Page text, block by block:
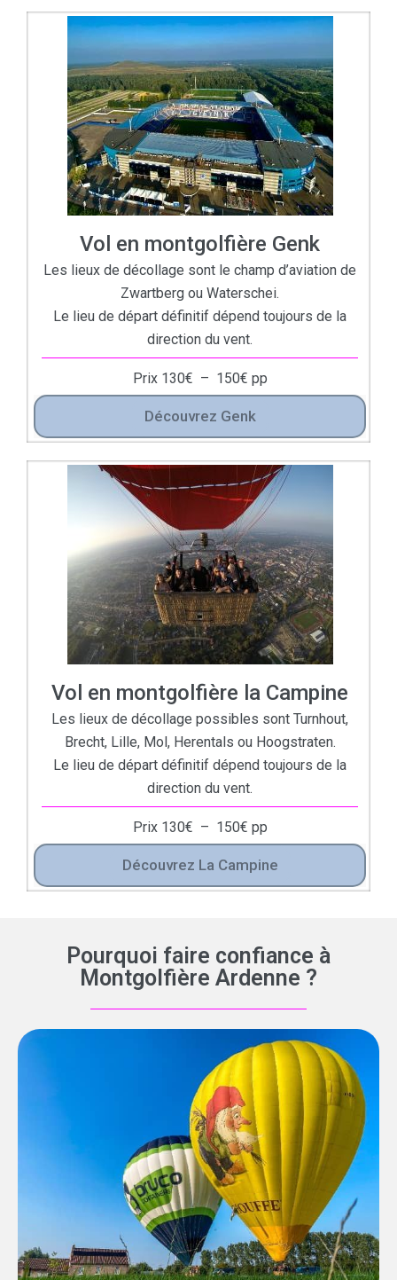
Vol en montgolfière Genk
Les lieux de décollage sont le champ d’aviation de
Zwartberg ou Waterschei.
Le lieu de départ définitif dépend toujours de la
direction du vent.
Prix 130€ – 150€ pp
Découvrez Genk
Vol en montgolfière la Campine
Les lieux de décollage possibles sont Turnhout,
Brecht, Lille, Mol, Herentals ou Hoogstraten.
Le lieu de départ définitif dépend toujours de la
direction du vent.
Prix 130€ – 150€ pp
Découvrez La Campine
Pourquoi faire confiance à
Montgolfière Ardenne ?